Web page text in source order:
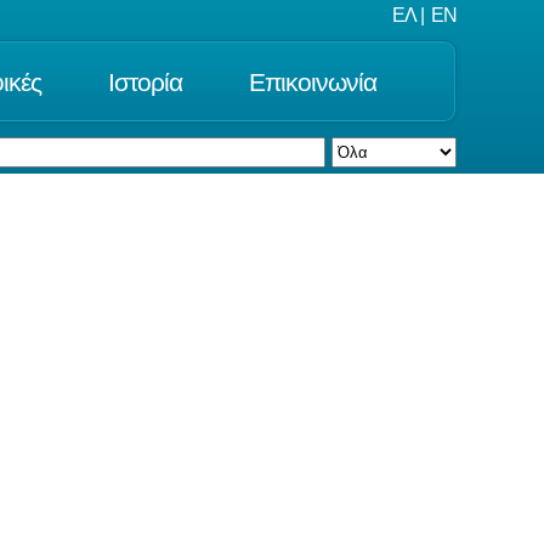
ΕΛ EN
Ιστορία Επικοινωνία